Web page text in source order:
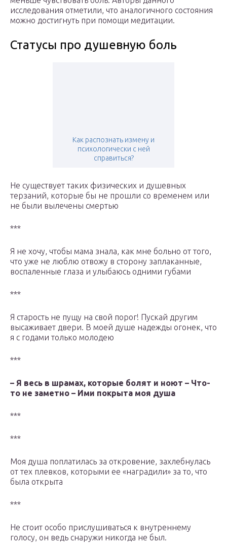
исследования отметили, что аналогичного состояния
можно достигнуть при помощи медитации.
Статусы про душевную боль
Как распознать измену и
психологически с ней
справиться?
Не существует таких физических и душевных
терзаний, которые бы не прошли со временем или
не были вылечены смертью
***
Я не хочу, чтобы мама знала, как мне больно от того,
что уже не люблю отвожу в сторону заплаканные,
воспаленные глаза и улыбаюсь одними губами
***
Я старость не пущу на свой порог! Пускай другим
высаживает двери. В моей душе надежды огонек, что
я с годами только молодею
***
– Я весь в шрамах, которые болят и ноют – Что-
то не заметно – Ими покрыта моя душа
***
***
Моя душа поплатилась за откровение, захлебнулась
от тех плевков, которыми ее «наградили» за то, что
была открыта
***
Не стоит особо прислушиваться к внутреннему
голосу, он ведь снаружи никогда не был.